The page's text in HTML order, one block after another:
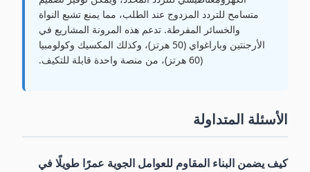
متسامح للتردد المزدوج عند الطلب، مما يمنع تشبع النواة
والخسائر المفرطة. تدعم هذه المرونة المشاريع في
الأرجنتين وباراغواي (50 هرتز)، وكذلك المكسيك وكولومبيا
(60 هرتز)، من منصة واحدة قابلة للتكيف.
الأسئلة المتداولة
كيف يضمن البناء المقاوم للعوامل الجوية عمرًا طويلًا في